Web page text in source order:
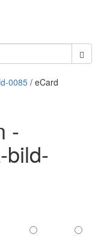
0085 / eCard
-
bild-